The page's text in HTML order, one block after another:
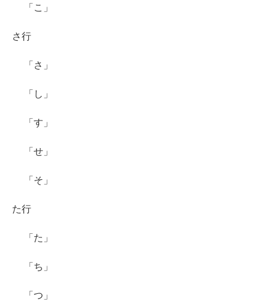
「こ」
さ行
「さ」
「し」
「す」
「せ」
「そ」
た行
「た」
「ち」
「つ」